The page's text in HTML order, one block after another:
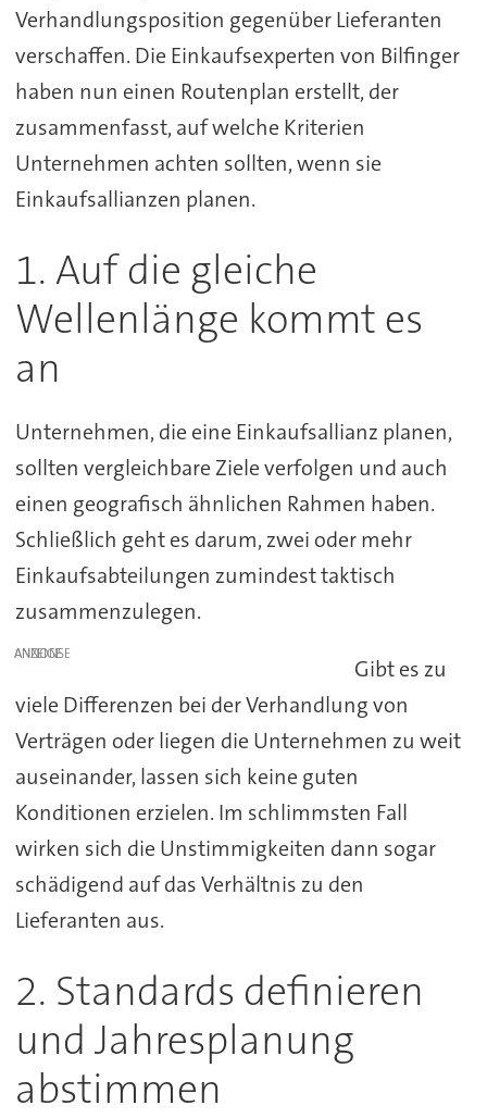
Verhandlungsposition gegenüber Lieferanten
verschaffen. Die Einkaufsexperten von Bilfinger
haben nun einen Routenplan erstellt, der
zusammenfasst, auf welche Kriterien
Unternehmen achten sollten, wenn sie
Einkaufsallianzen planen.
1. Auf die gleiche
Wellenlänge kommt es
an
Unternehmen, die eine Einkaufsallianz planen,
sollten vergleichbare Ziele verfolgen und auch
einen geografisch ähnlichen Rahmen haben.
Schließlich geht es darum, zwei oder mehr
Einkaufsabteilungen zumindest taktisch
zusammenzulegen.
ANZEIGE
Gibt es zu
viele Differenzen bei der Verhandlung von
Verträgen oder liegen die Unternehmen zu weit
auseinander, lassen sich keine guten
Konditionen erzielen. Im schlimmsten Fall
wirken sich die Unstimmigkeiten dann sogar
schädigend auf das Verhältnis zu den
Lieferanten aus.
2. Standards definieren
und Jahresplanung
abstimmen